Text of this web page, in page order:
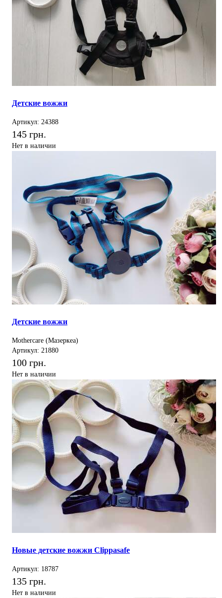
Детские вожжи
Артикул: 24388
145 грн.
Нет в наличии
Детские вожжи
Mothercare (Мазеркеа)
Артикул: 21880
100 грн.
Нет в наличии
Новые детские вожжи Clippasafe
Артикул: 18787
135 грн.
Нет в наличии